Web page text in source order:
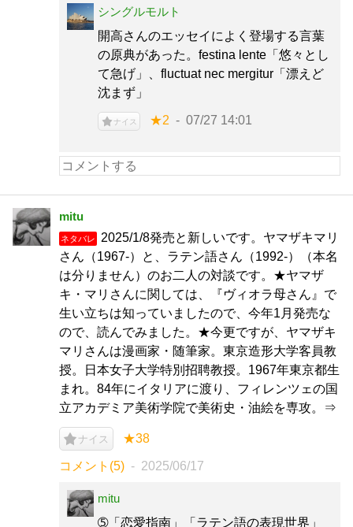
シングルモルト
開高さんのエッセイによく登場する言葉
の原典があった。festina lente「悠々とし
て急げ」、fluctuat nec mergitur「漂えど
沈まず」
ナイス ★2 07/27 14:01
mitu
ネタバレ
2025/1/8発売と新しいです。ヤマザキマリ
さん（1967-）と、ラテン語さん（1992-）（本名
は分りません）のお二人の対談です。★ヤマザ
キ・マリさんに関しては、『ヴィオラ母さん』で
生い立ちは知っていましたので、今年1月発売な
ので、読んでみました。★今更ですが、ヤマザキ
マリさんは漫画家・随筆家。東京造形大学客員教
授。日本女子大学特別招聘教授。1967年東京都生
まれ。84年にイタリアに渡り、フィレンツェの国
立アカデミア美術学院で美術史・油絵を専攻。⇒
ナイス ★38
コメント(5) 2025/06/17
mitu
➄「恋愛指南」「ラテン語の表現世界」